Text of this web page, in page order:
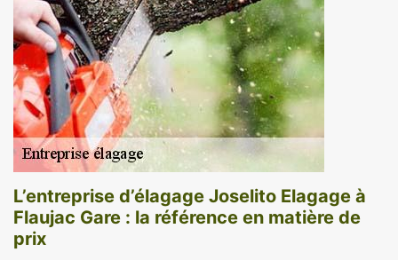
L’entreprise d’élagage Joselito Elagage à
Flaujac Gare : la référence en matière de
prix